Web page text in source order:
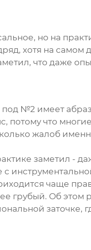
но на
хотя на самом
что даже
под №2 имеет
потому что
жалоб
заметил -
с
чаще
грубый. Об этом
заточке,